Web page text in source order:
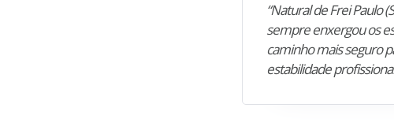
“Natural de Frei Paulo
sempre enxergou os
caminho mais seguro
estabilidade